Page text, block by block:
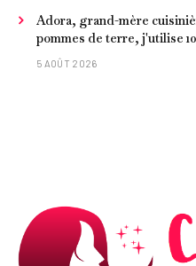
Adora, grand-mère
pommes de terre, j'utilise
petit »
5 AOÛT 2026